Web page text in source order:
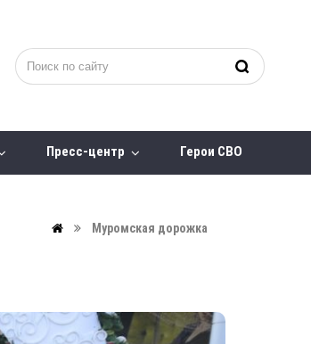
Пресс-центр Герои СВО
Муромская дорожка